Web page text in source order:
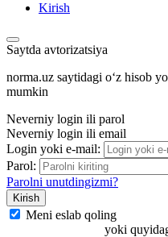
Kirish
Saytda avtorizatsiya
norma.uz saytidagi oʻz hisob
mumkin
Neverniy login ili parol
Neverniy login ili email
Login yoki e-mail:
Parol:
Parolni unutdingizmi?
Meni eslab qoling
yoki